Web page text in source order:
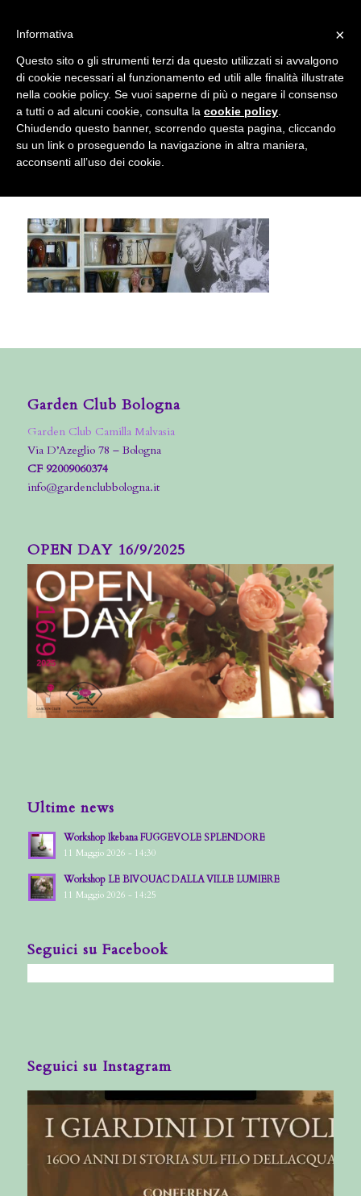
Contatti Garden Club di Bologna –
Info su Corsi, Attività, Mostre floreali
Garden Club Bologna
Garden Club Camilla Malvasia
Via D’Azeglio 78 – Bologna
CF 92009060374
info@gardenclubbologna.it
OPEN DAY 16/9/2025
Ultime news
Workshop Ikebana FUGGEVOLE SPLENDORE
11 Maggio 2026 - 14:30
Workshop LE BIVOUAC DALLA VILLE LUMIERE
11 Maggio 2026 - 14:25
Seguici su Facebook
Seguici su Instagram
accetta l'uso dei cookies previsto nella pagina dedicata.
Fai clic per abilitare/disabilitare il tracciamento di
Google Analytics.
OK Privacy e cookie policy
×
Informativa
Questo sito o gli strumenti terzi da questo utilizzati si avvalgono
di cookie necessari al funzionamento ed utili alle finalità illustrate
nella cookie policy. Se vuoi saperne di più o negare il consenso
a tutti o ad alcuni cookie, consulta la cookie policy
Chiudendo questo banner, scorrendo questa pagina, cliccando
su un link o proseguendo la navigazione in altra maniera,
acconsenti all’uso dei cookie.